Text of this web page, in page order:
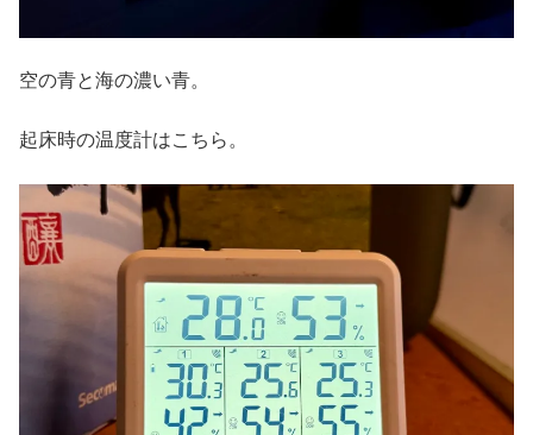
空の青と海の濃い青。
起床時の温度計はこちら。